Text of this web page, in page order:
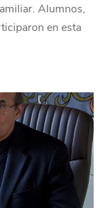
Alumnos,
en esta